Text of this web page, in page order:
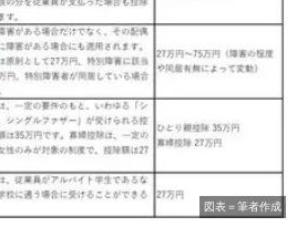
図表＝筆者作成